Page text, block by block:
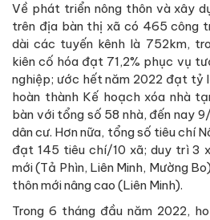
Về phát triển nông thôn và xây
trên địa bàn thị xã có 465 công
dài các tuyến kênh là 752km,
kiên cố hóa đạt 71,2% phục vụ
nghiệp; ước hết năm 2022 đạt tỷ
hoàn thành Kế hoạch xóa nhà
bàn với tổng số 58 nhà, đến nay
dân cư. Hơn nữa, tổng số tiêu chí
đạt 145 tiêu chí/10 xã; duy trì 3
mới (Tả Phìn, Liên Minh, Mường
thôn mới nâng cao (Liên Minh).
Trong 6 tháng đầu năm 2022,